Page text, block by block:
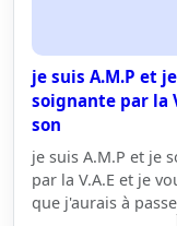
je suis A.M.P et
soignante par la
son
je suis A.M.P et je
par la V.A.E et je
que j'aurais à